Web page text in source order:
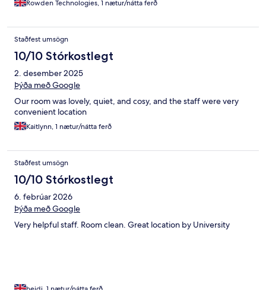
Rowden Technologies, 1 nætur/nátta ferð
Staðfest umsögn
10/10 Stórkostlegt
2. desember 2025
Þýða með Google
Our room was lovely, quiet, and cosy, and the staff were very
convenient location
Kaitlynn, 1 nætur/nátta ferð
Staðfest umsögn
10/10 Stórkostlegt
6. febrúar 2026
Þýða með Google
Very helpful staff. Room clean. Great location by University